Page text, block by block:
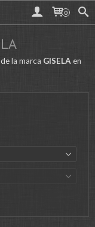
0
la marca GISELA en